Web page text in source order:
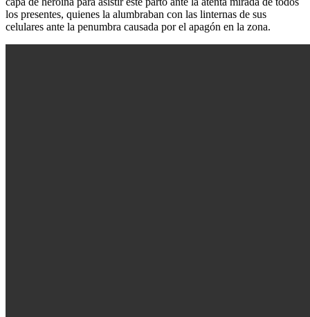
los presentes, quienes la alumbraban con las linternas de sus
celulares ante la penumbra causada por el apagón en la zona.